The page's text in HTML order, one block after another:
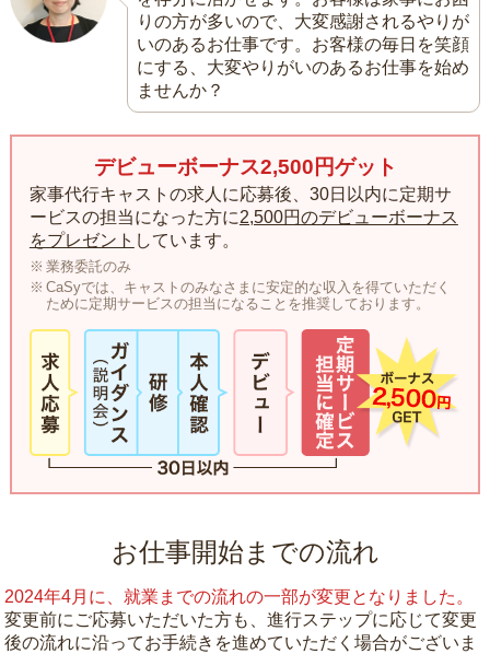
りの方が多いので、大変感謝されるやりが
いのあるお仕事です。お客様の毎日を笑顔
にする、大変やりがいのあるお仕事を始め
ませんか？
デビューボーナス2,500円ゲット
家事代行キャストの求人に応募後、30日以内に定期サ
ービスの担当になった方に2,500円のデビューボーナス
をプレゼント しています。
業務委託のみ
CaSyでは、キャストのみなさまに安定的な収入を得ていただく
ために定期サービスの担当になることを推奨しております。
お仕事開始までの流れ
2024年4月に、就業までの流れの一部が変更となりました。
変更前にご応募いただいた方も、進行ステップに応じて変更
後の流れに沿ってお手続きを進めていただく場合がございま